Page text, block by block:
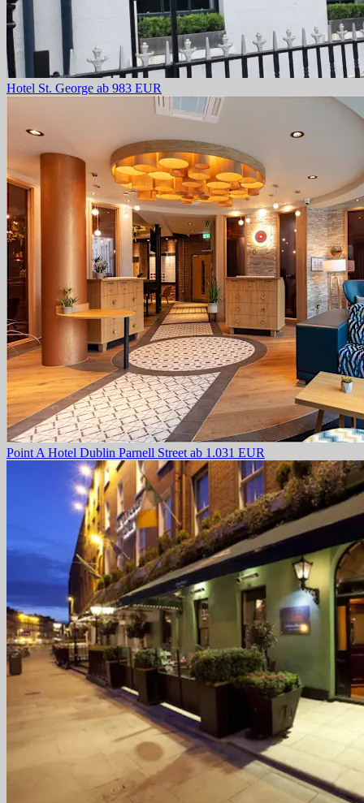
Hotel St. George ab 983 EUR
Point A Hotel Dublin Parnell Street ab 1.031 EUR